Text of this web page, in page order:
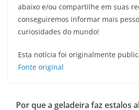
abaixo e/ou compartilhe em suas
conseguiremos informar mais
curiosidades do mundo!
Esta notícia foi originalmente
Fonte original
Por que a geladeira faz estalos